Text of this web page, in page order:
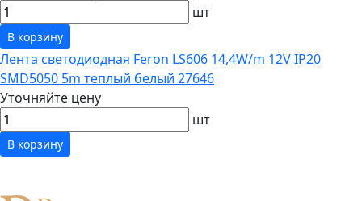
шт
В корзину
Лента светодиодная Feron LS606 14,4W/m 12V IP20
SMD5050 5m теплый белый 27646
Уточняйте цену
шт
В корзину